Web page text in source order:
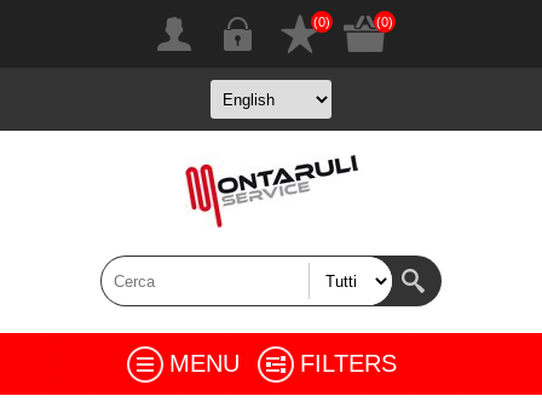
(0) (0)
MENU FILTERS